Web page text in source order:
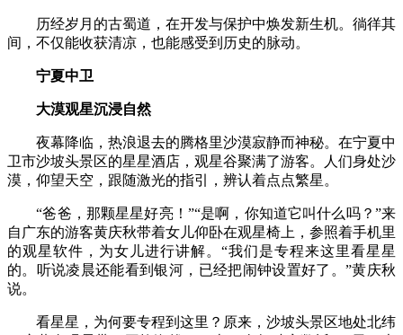
历经岁月的古蜀道，在开发与保护中焕发新生机。徜徉其
间，不仅能收获清凉，也能感受到历史的脉动。
宁夏中卫
大漠观星沉浸自然
夜幕降临，热浪退去的腾格里沙漠寂静而神秘。在宁夏中
卫市沙坡头景区的星星酒店，观星谷聚满了游客。人们身处沙
漠，仰望天空，跟随激光的指引，辨认着点点繁星。
“爸爸，那颗星星好亮！”“是啊，你知道它叫什么吗？”来
自广东的游客黄庆秋带着女儿仰卧在观星椅上，参照着手机里
的观星软件，为女儿进行讲解。“我们是专程来这里看星星
的。听说凌晨还能看到银河，已经把闹钟设置好了。”黄庆秋
说。
看星星，为何要专程到这里？原来，沙坡头景区地处北纬